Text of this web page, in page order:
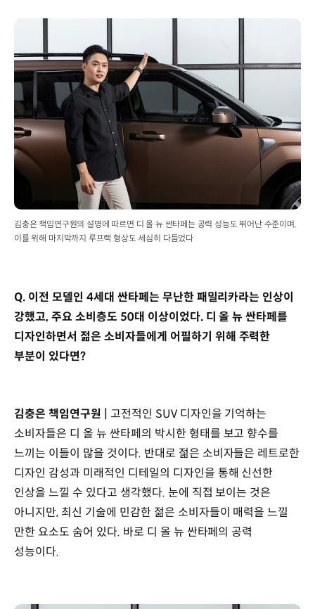
김충은 책임연구원의 설명에 따르면 디 올 뉴 싼타페는 공력 성능도 뛰어난 수준이며,
이를 위해 마지막까지 루프랙 형상도 세심히 다듬었다
Q. 이전 모델인 4세대 싼타페는 무난한 패밀리카라는 인상이
강했고, 주요 소비층도 50대 이상이었다. 디 올 뉴 싼타페를
디자인하면서 젊은 소비자들에게 어필하기 위해 주력한
부분이 있다면?
김충은 책임연구원 | 고전적인 SUV 디자인을 기억하는
소비자들은 디 올 뉴 싼타페의 박시한 형태를 보고 향수를
느끼는 이들이 많을 것이다. 반대로 젊은 소비자들은 레트로한
디자인 감성과 미래적인 디테일의 디자인을 통해 신선한
인상을 느낄 수 있다고 생각했다. 눈에 직접 보이는 것은
아니지만, 최신 기술에 민감한 젊은 소비자들이 매력을 느낄
만한 요소도 숨어 있다. 바로 디 올 뉴 싼타페의 공력
성능이다.